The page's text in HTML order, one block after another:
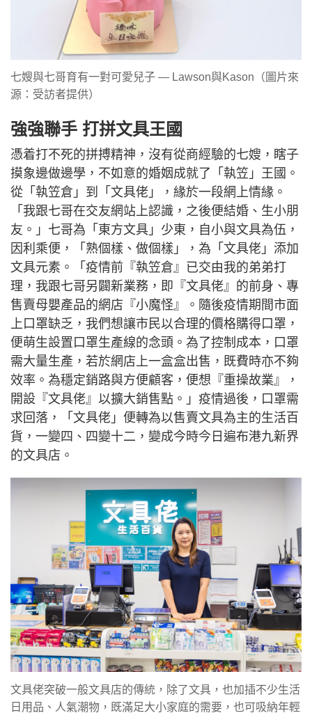
七嫂與七哥育有一對可愛兒子 — Lawson與Kason（圖片來
源：受訪者提供）
強強聯手 打拼文具王國
憑着打不死的拼搏精神，沒有從商經驗的七嫂，瞎子
摸象邊做邊學，不如意的婚姻成就了「執笠」王國。
從「執笠倉」到「文具佬」，緣於一段網上情緣。
「我跟七哥在交友網站上認識，之後便結婚、生小朋
友。」七哥為「東方文具」少東，自小與文具為伍，
因利乘便，「熟個樣、做個樣」，為「文具佬」添加
文具元素。「疫情前『執笠倉』已交由我的弟弟打
理，我跟七哥另闢新業務，即『文具佬』的前身、專
售賣母嬰產品的網店『小魔怪』。隨後疫情期間市面
上口罩缺乏，我們想讓市民以合理的價格購得口罩，
便萌生設置口罩生產線的念頭。為了控制成本，口罩
需大量生產，若於網店上一盒盒出售，既費時亦不夠
效率。為穩定銷路與方便顧客，便想『重操故業』，
開設『文具佬』以擴大銷售點。」疫情過後，口罩需
求回落，「文具佬」便轉為以售賣文具為主的生活百
貨，一變四、四變十二，變成今時今日遍布港九新界
的文具店。
文具佬突破一般文具店的傳統，除了文具，也加插不少生活
日用品、人氣潮物，既滿足大小家庭的需要，也可吸納年輕